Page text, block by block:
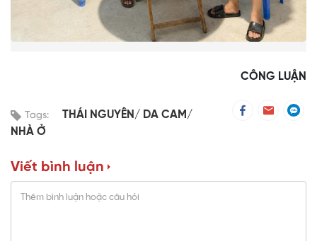
CÔNG LUẬN
Tags:
THÁI NGUYÊN/ DA CAM/
NHÀ Ở
Viết bình luận